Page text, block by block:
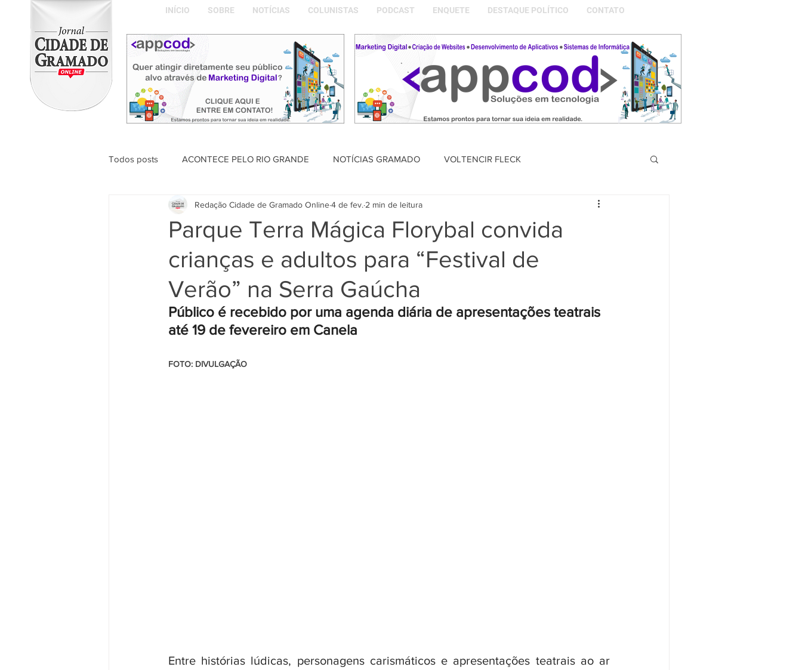
INÍCIO SOBRE NOTÍCIAS COLUNISTAS PODCAST ENQUETE DESTAQUE POLÍTICO CONTATO
Todos posts ACONTECE PELO RIO GRANDE NOTÍCIAS GRAMADO VOLTENCIR FLECK
ABDON BARRETTO FILHO SAÚDE PODCAST DESTAQUE POLÍTICO MEMÓRIAS DA NOSSA GRAMADO
Naíla Gonçalves Dalavia
Parque Terra Mágica Florybal convida
crianças e adultos para “Festival de
Verão” na Serra Gaúcha
Redação Cidade de Gramado Online4 de fev. 2 min de leitura
Público é recebido por uma agenda diária de apresentações teatrais
até 19 de fevereiro em Canela
FOTO: DIVULGAÇÃO
Entre histórias lúdicas, personagens carismáticos e apresentações teatrais ao ar